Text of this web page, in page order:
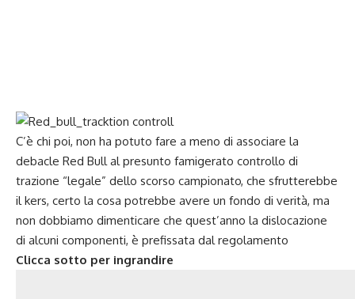
C’è chi poi, non ha potuto fare a meno di associare la
debacle Red Bull al presunto famigerato controllo di
trazione “legale” dello scorso campionato, che sfrutterebbe
il kers, certo la cosa potrebbe avere un fondo di verità, ma
non dobbiamo dimenticare che quest’anno la dislocazione
di alcuni componenti, è prefissata dal regolamento
Clicca sotto per ingrandire